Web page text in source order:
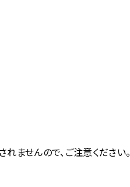
ませんので、ご注意ください。